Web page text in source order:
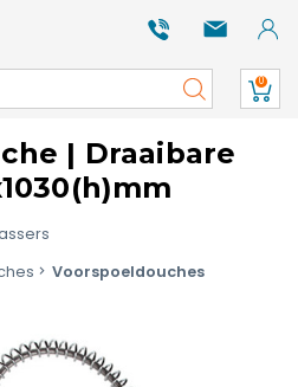
0
| Draaibare
Voorspoeldouches